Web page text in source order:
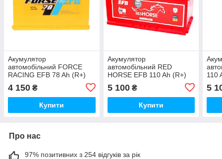
Акумулятор
автомобільний FORCE
RACING EFB 78 Ah (R+)
4 150 ₴
Купити
Акумулятор
автомобільний RED
HORSE EFB 110 Ah (R+)
5 100₴
Купити
110
5
Про нас
97% позитивних з 254 відгуків за рік